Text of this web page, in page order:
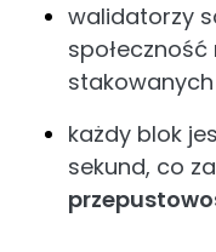
walidatorzy
stakowanych
każdy blok
sekund, co